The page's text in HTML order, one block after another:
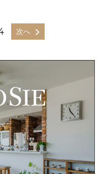
次へ